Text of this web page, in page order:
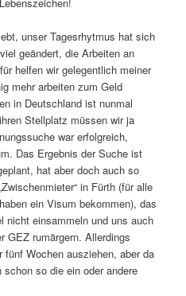
unser Tagesrhytmus hat sich
geändert, die Arbeiten an
helfen wir gelegentlich meiner
mehr arbeiten zum Geld
in Deutschland ist nunmal
Stellplatz müssen wir ja
war erfolgreich,
Das Ergebnis der Suche ist
hat aber doch auch so
in Fürth (für alle
ein Visum bekommen), das
nicht einsammeln und uns auch
GEZ rumärgern. Allerdings
Wochen ausziehen, aber da
so die ein oder andere